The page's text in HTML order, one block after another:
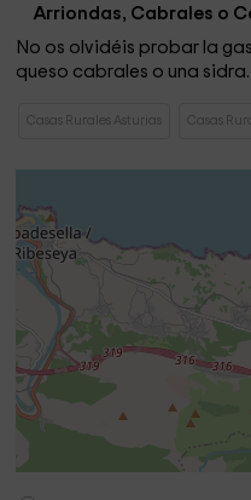
Arriondas, Cabrales o
No os olvidéis probar la
queso cabrales o una sidra.
Casas Rurales Asturias Casas